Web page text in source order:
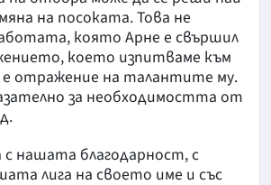
на посоката. Това не
която Арне е свършил
което изпитваме към
е отражение на талантите му.
за необходимостта от
нашата благодарност, с
лига на своето име и със